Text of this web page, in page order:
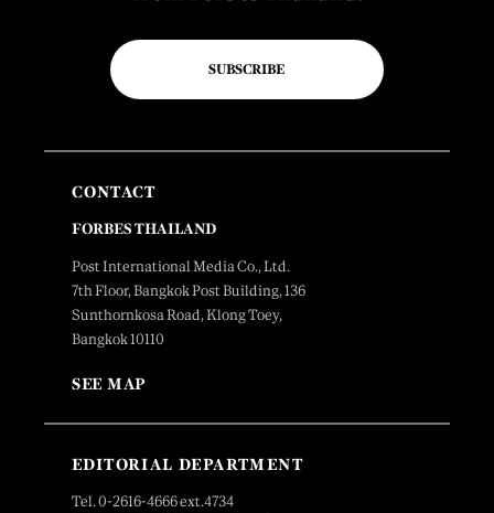
SUBSCRIBE
CONTACT
FORBES THAILAND
Post International Media Co., Ltd.
7th Floor, Bangkok Post Building, 136
Sunthornkosa Road, Klong Toey,
Bangkok 10110
SEE MAP
EDITORIAL DEPARTMENT
Tel. 0-2616-4666 ext.4734